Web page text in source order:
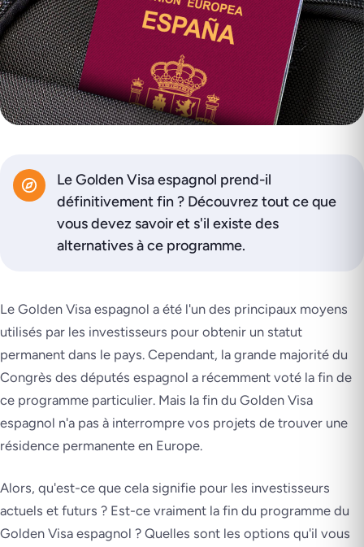
Le Golden Visa espagnol prend-il
définitivement fin ? Découvrez tout ce que
vous devez savoir et s'il existe des
alternatives à ce programme.
Le Golden Visa espagnol a été l'un des principaux moyens
utilisés par les investisseurs pour obtenir un statut
permanent dans le pays. Cependant, la grande majorité du
Congrès des députés espagnol a récemment voté la fin de
ce programme particulier. Mais la fin du Golden Visa
espagnol n'a pas à interrompre vos projets de trouver une
résidence permanente en Europe.
Alors, qu'est-ce que cela signifie pour les investisseurs
actuels et futurs ? Est-ce vraiment la fin du programme du
Golden Visa espagnol ? Quelles sont les options qu'il vous